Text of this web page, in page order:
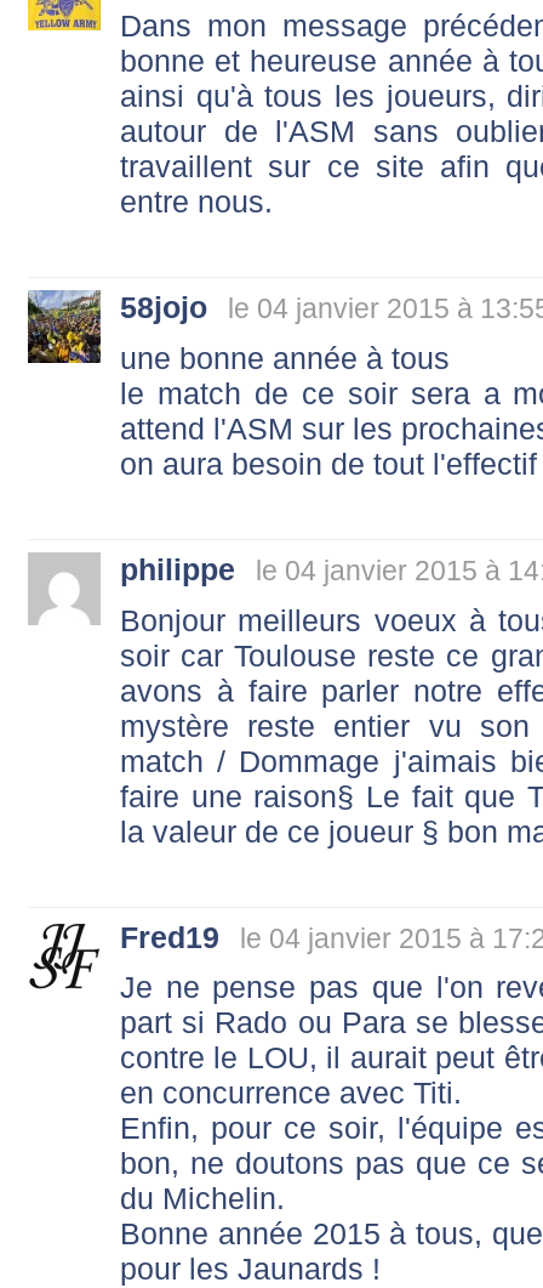
Dans mon message
bonne et heureuse année à
ainsi qu'à tous les joueurs,
autour de l'ASM sans
travaillent sur ce site afin
entre nous.
58jojo le 04 janvier 2015 à
une bonne année à tous
le match de ce soir sera a
attend l'ASM sur les
on aura besoin de tout
philippe le 04 janvier 2015 à
Bonjour meilleurs voeux à
soir car Toulouse reste ce
avons à faire parler notre
mystère reste entier vu
match / Dommage j'aimais
faire une raison§ Le fait que
la valeur de ce joueur § bon
Fred19 le 04 janvier 2015 à
Je ne pense pas que l'on
part si Rado ou Para se
contre le LOU, il aurait peut
en concurrence avec Titi.
Enfin, pour ce soir, l'équipe
bon, ne doutons pas que ce
du Michelin.
Bonne année 2015 à tous,
pour les Jaunards !